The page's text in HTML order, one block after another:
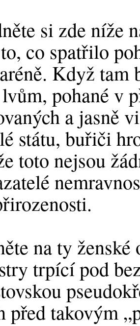
si zde níže
co spatřilo
Když tam
pohané v
a jasně
státu, buřiči
toto nejsou
na ty
trpící pod
před takovým